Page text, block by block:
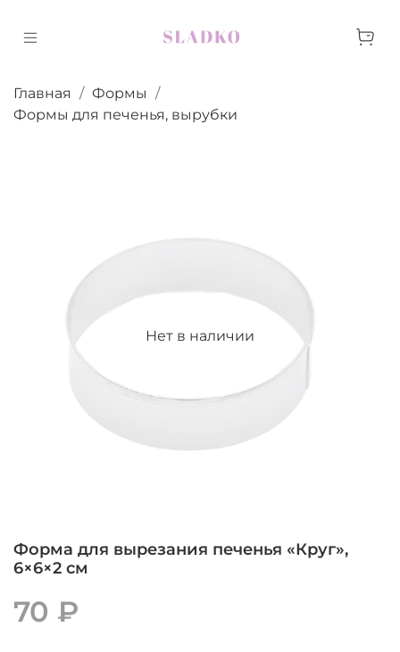
Главная
Формы
Формы для печенья, вырубки
Нет в наличии
Форма для вырезания печенья «Круг»,
6×6×2 см
70 ₽